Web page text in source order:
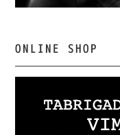
ONLINE SHOP